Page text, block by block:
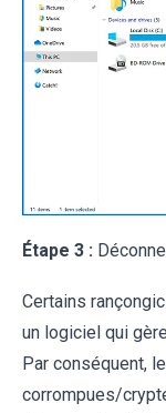
Étape 3 :
Certains
un logiciel qui
Par conséquent,
corrompues/